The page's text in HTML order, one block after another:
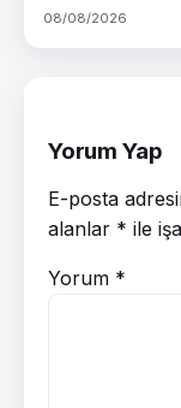
08/08/2026
Yorum Yap
E-posta
alanlar * ile
Yorum *